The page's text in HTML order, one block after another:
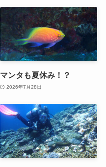
マンタも夏休み！？
2026年7月28日